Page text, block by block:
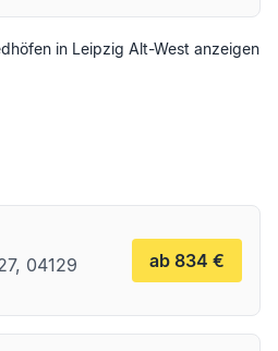
in Leipzig Alt-West anzeigen
04129
ab 834 €